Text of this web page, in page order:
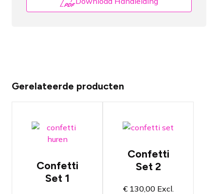
Gerelateerde producten
Compacte
set met
twee
Spetterend
effect voor
jouw
Confetti
Set 1
Compacte
Spetterend
effect voor
evenement
Confetti
Set 2
€130,00Excl.